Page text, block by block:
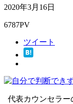
2020年3月16日
6787PV
ツイート
代表カウンセラ